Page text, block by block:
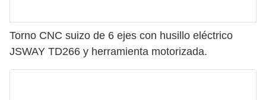
Torno CNC suizo de 6 ejes con husillo eléctrico
JSWAY TD266 y herramienta motorizada.